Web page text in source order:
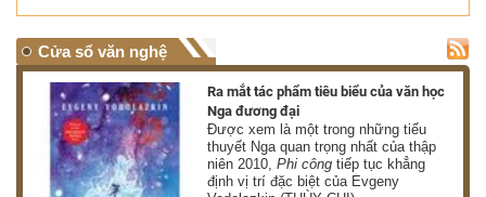
Cửa sổ văn nghệ
Ra mắt tác phẩm tiêu biểu của văn học
Nga đương đại
Được xem là một trong những tiểu
thuyết Nga quan trọng nhất của thập
niên 2010,Phi công tiếp tục khẳng
định vị trí đặc biệt của Evgeny